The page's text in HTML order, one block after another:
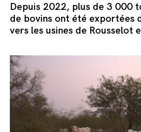
Depuis 2022, plus de 3 000
de bovins ont été exportées
vers les usines de Rousselot